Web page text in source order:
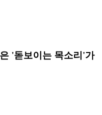
'돋보이는 목소리'가